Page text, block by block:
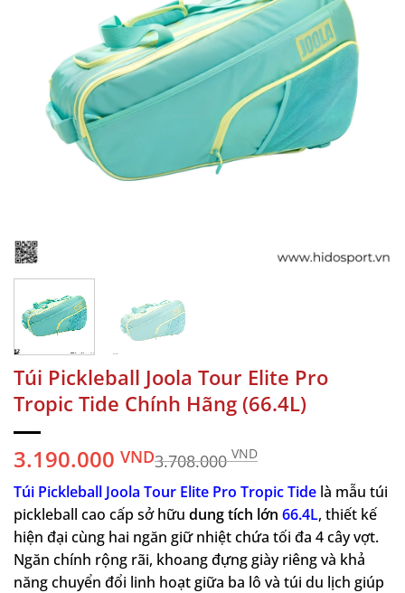
Túi Pickleball Joola Tour Elite Pro
Tropic Tide Chính Hãng (66.4L)
3.708.000VND
Giá
gốc
là:
3.708.000 VND.
3.190.000 VND
Giá
hiện
tại
là:
3.190.000 VND.
Túi Pickleball Joola Tour Elite Pro Tropic Tide là mẫu túi
pickleball cao cấp sở hữu dung tích lớn 66.4L, thiết kế
hiện đại cùng hai ngăn giữ nhiệt chứa tối đa 4 cây vợt.
Ngăn chính rộng rãi, khoang đựng giày riêng và khả
năng chuyển đổi linh hoạt giữa ba lô và túi du lịch giúp